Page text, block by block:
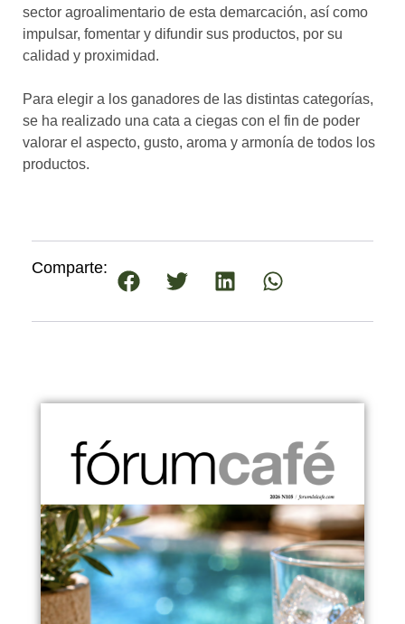
sector agroalimentario de esta demarcación, así como
impulsar, fomentar y difundir sus productos, por su
calidad y proximidad.
Para elegir a los ganadores de las distintas categorías,
se ha realizado una cata a ciegas con el fin de poder
valorar el aspecto, gusto, aroma y armonía de todos los
productos.
Comparte: